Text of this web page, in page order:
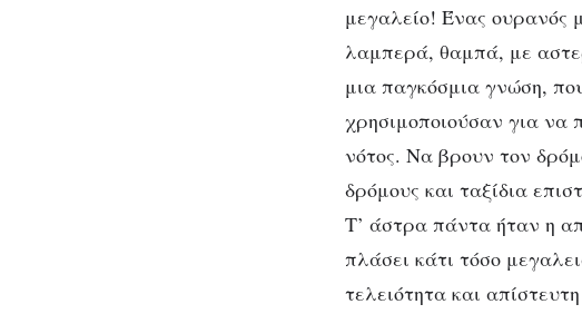
μεγαλείο! Ένας ουρανός
λαμπερά, θαμπά, με
μια παγκόσμια γνώση,
χρησιμοποιούσαν για
νότος. Να βρουν τον
δρόμους και ταξίδια
Τ’ άστρα πάντα ήταν η
πλάσει κάτι τόσο
τελειότητα και